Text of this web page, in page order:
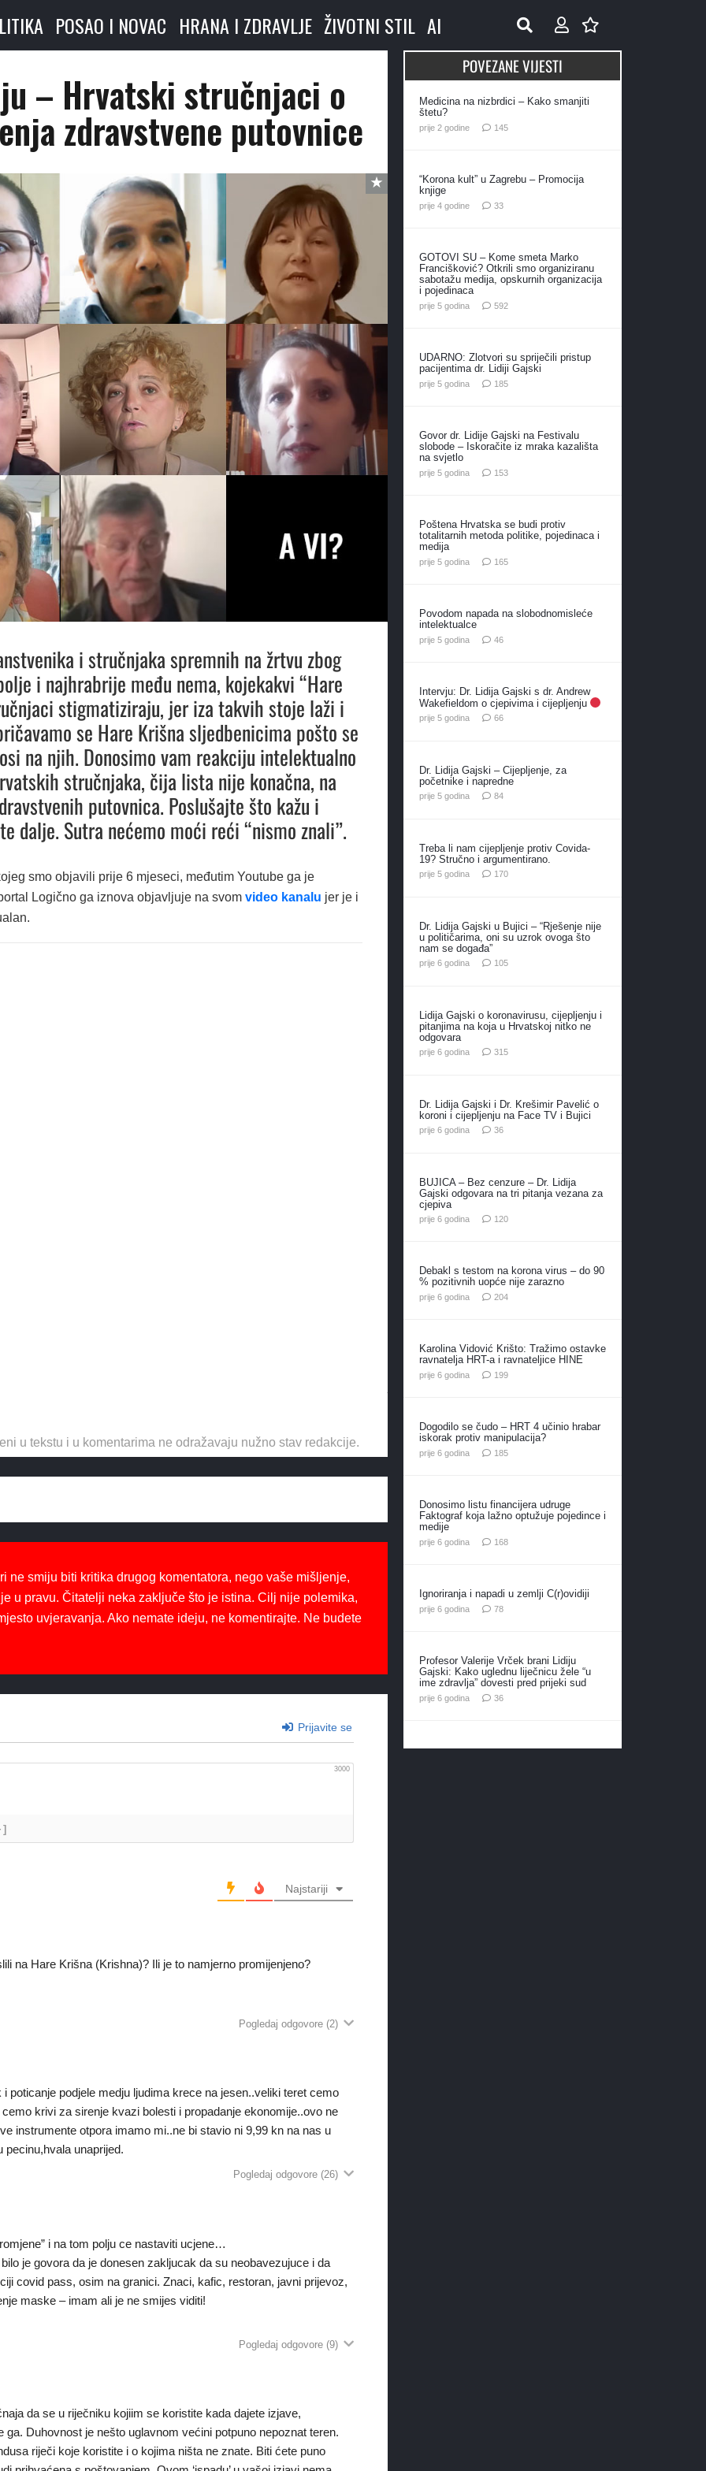
POSAO I NOVAC HRANA I ZDRAVLJE ŽIVOTNI STIL AI
– Hrvatski stručnjaci o
zdravstvene putovnice
i stručnjaka spremnih na žrtvu zbog
i najhrabrije među nema, kojekakvi “Hare
stigmatiziraju, jer iza takvih stoje laži i
se Hare Krišna sljedbenicima pošto se
na njih. Donosimo vam reakciju intelektualno
stručnjaka, čija lista nije konačna, na
putovnica. Poslušajte što kažu i
dalje. Sutra nećemo moći reći “nismo znali”.
smo objavili prije 6 mjeseci, međutim Youtube ga je
Logično ga iznova objavljuje na svom video kanalu jer je i
u tekstu i u komentarima ne odražavaju nužno stav redakcije.
ne smiju biti kritika drugog komentatora, nego vaše mišljenje,
u pravu. Čitatelji neka zaključe što je istina. Cilj nije polemika,
uvjeravanja. Ako nemate ideju, ne komentirajte. Ne budete
Prijavite se
3000
Najstariji
na Hare Krišna (Krishna)? Ili je to namjerno promijenjeno?
Pogledaj odgovore (2)
poticanje podjele medju ljudima krece na jesen..veliki teret cemo
krivi za sirenje kvazi bolesti i propadanje ekonomije..ovo ne
instrumente otpora imamo mi..ne bi stavio ni 9,99 kn na nas u
pecinu,hvala unaprijed.
Pogledaj odgovore (26)
i na tom polju ce nastaviti ucjene…
je govora da je donesen zakljucak da su neobavezujuce i da
covid pass, osim na granici. Znaci, kafic, restoran, javni prijevoz,
maske – imam ali je ne smijes viditi!
Pogledaj odgovore (9)
da se u riječniku kojiim se koristite kada dajete izjave,
Duhovnost je nešto uglavnom većini potpuno nepoznat teren.
riječi koje koristite i o kojima ništa ne znate. Biti ćete puno
POVEZANE VIJESTI
Medicina na nizbrdici – Kako smanjiti
štetu?
prije 2 godine 145komentara
“Korona kult” u Zagrebu – Promocija
knjige
prije 4 godine 33komentara
GOTOVI SU – Kome smeta Marko
Francišković? Otkrili smo organiziranu
sabotažu medija, opskurnih organizacija
i pojedinaca
prije 5 godina 592komentara
UDARNO: Zlotvori su spriječili pristup
pacijentima dr. Lidiji Gajski
prije 5 godina 185komentara
Govor dr. Lidije Gajski na Festivalu
slobode – Iskoračite iz mraka kazališta
na svjetlo
prije 5 godina 153komentara
Poštena Hrvatska se budi protiv
totalitarnih metoda politike, pojedinaca i
medija
prije 5 godina 165komentara
Povodom napada na slobodnomisleće
intelektualce
prije 5 godina 46komentara
Intervju: Dr. Lidija Gajski s dr. Andrew
Wakefieldom o cjepivima i cijepljenju
prije 5 godina 66komentara
Dr. Lidija Gajski – Cijepljenje, za
početnike i napredne
prije 5 godina 84komentara
Treba li nam cijepljenje protiv Covida-
19? Stručno i argumentirano.
prije 5 godina 170komentara
Dr. Lidija Gajski u Bujici – “Rješenje nije
u političarima, oni su uzrok ovoga što
nam se događa”
prije 6 godina 105komentara
Lidija Gajski o koronavirusu, cijepljenju i
pitanjima na koja u Hrvatskoj nitko ne
odgovara
prije 6 godina 315komentara
Dr. Lidija Gajski i Dr. Krešimir Pavelić o
koroni i cijepljenju na Face TV i Bujici
prije 6 godina 36komentara
BUJICA – Bez cenzure – Dr. Lidija
Gajski odgovara na tri pitanja vezana za
cjepiva
prije 6 godina 120komentara
Debakl s testom na korona virus – do 90
% pozitivnih uopće nije zarazno
prije 6 godina 204komentara
Karolina Vidović Krišto: Tražimo ostavke
ravnatelja HRT-a i ravnateljice HINE
prije 6 godina 199komentara
Dogodilo se čudo – HRT 4 učinio hrabar
iskorak protiv manipulacija?
prije 6 godina 185komentara
Donosimo listu financijera udruge
Faktograf koja lažno optužuje pojedince i
medije
prije 6 godina 168komentara
Ignoriranja i napadi u zemlji C(r)ovidiji
prije 6 godina 78komentara
Profesor Valerije Vrček brani Lidiju
Gajski: Kako uglednu liječnicu žele “u
ime zdravlja” dovesti pred prijeki sud
prije 6 godina 36komentara